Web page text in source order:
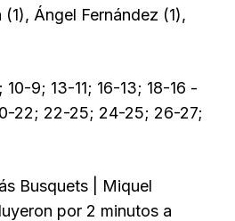
Ángel Fernández (1),
9; 13-11; 16-13; 18-16 -
22; 22-25; 24-25; 26-27;
Busquets | Miquel
por 2 minutos a